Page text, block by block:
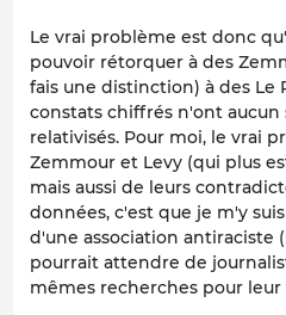
Le vrai problème est donc
pouvoir rétorquer à des
fais une distinction) à des Le
constats chiffrés n'ont aucun
relativisés. Pour moi, le vrai
Zemmour et Levy (qui plus
mais aussi de leurs
données, c'est que je m'y
d'une association antiraciste
pourrait attendre de
mêmes recherches pour leur